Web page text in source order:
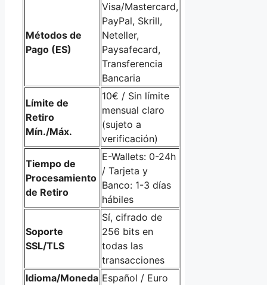
Métodos de
Pago (ES)
Visa/Mastercard,
PayPal, Skrill,
Neteller,
Paysafecard,
Transferencia
Bancaria
Límite de
Retiro
Mín./Máx.
10€ / Sin límite
mensual claro
(sujeto a
verificación)
Tiempo de
Procesamiento
de Retiro
E-Wallets: 0-24h
/ Tarjeta y
Banco: 1-3 días
hábiles
Soporte
SSL/TLS
Sí, cifrado de
256 bits en
todas las
transacciones
Idioma/Moneda Español / Euro